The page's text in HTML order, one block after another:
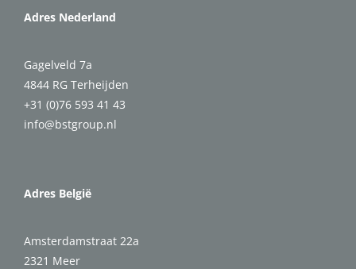
Adres Nederland
Gagelveld 7a
4844 RG Terheijden
+31 (0)76 593 41 43
info@bstgroup.nl
Adres België
Amsterdamstraat 22a
2321 Meer